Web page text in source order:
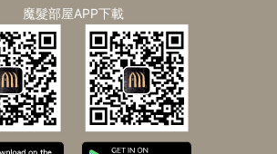
魔髮部屋APP下載